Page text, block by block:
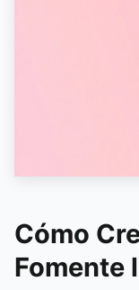
Cómo
Fomente